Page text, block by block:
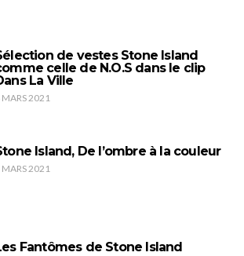
de vestes Stone Island
celle de N.O.S dans le clip
La Ville
MARS 2021
Island, De l’ombre à la couleur
MARS 2021
Fantômes de Stone Island